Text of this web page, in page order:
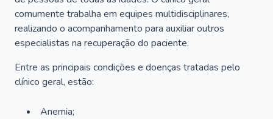
comumente trabalha em equipes multidisciplinares,
realizando o acompanhamento para auxiliar outros
especialistas na recuperação do paciente.
Entre as principais condições e doenças tratadas pelo
clínico geral, estão:
Anemia;